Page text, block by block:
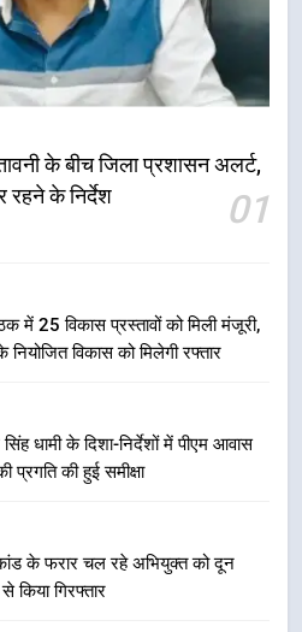
के बीच जिला प्रशासन अलर्ट,
रहने के निर्देश
01
में 25 विकास प्रस्तावों को मिली मंजूरी,
विकास को मिलेगी रफ्तार
धामी के दिशा-निर्देशों में पीएम आवास
प्रगति की हुई समीक्षा
के फरार चल रहे अभियुक्त को दून
किया गिरफ्तार
धामी की सुरक्षा प्राथमिकता:
ड्रोन और स्वास्थ्य सेवाओं के
मार्ग
समाचार
होंगे सुरक्षित, हर माह होगी
समीक्षा
समाचार
की राजस्थान के मुख्यमंत्री से
भेंट पर्यटन और सांस्कृतिक